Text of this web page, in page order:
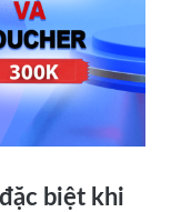
biệt khi